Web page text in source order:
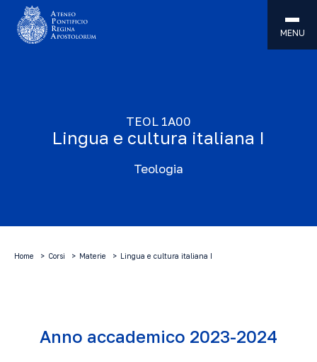
MENU
TEOL 1A00
Lingua e cultura italiana I
Teologia
Home Corsi Materie Lingua e cultura italiana I
Anno accademico 2023-2024